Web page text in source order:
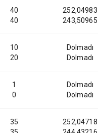
40
40
252,04983
243,50965
10
20
Dolmadı
Dolmadı
1
0
Dolmadı
Dolmadı
35
252,04718